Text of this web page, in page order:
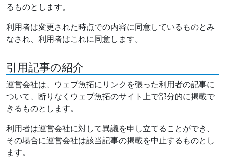
るものとします。
利用者は変更された時点での内容に同意しているものとみ
なされ、利用者はこれに同意します。
引用記事の紹介
運営会社は、ウェブ魚拓にリンクを張った利用者の記事に
ついて、断りなくウェブ魚拓のサイト上で部分的に掲載で
きるものとします。
利用者は運営会社に対して異議を申し立てることができ、
その場合に運営会社は該当記事の掲載を中止するものとし
ます。